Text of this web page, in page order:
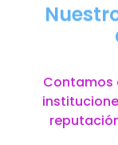
Contamos